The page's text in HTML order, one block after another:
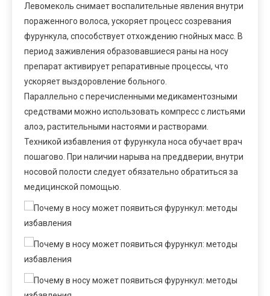
Левомеколь снимает воспалительные явления внутри
пораженного волоса, ускоряет процесс созревания
фурункула, способствует отхождению гнойных масс. В
период заживления образовавшиеся раны на носу
препарат активирует репаративные процессы, что
ускоряет выздоровление больного.
Параллельно с перечисленными медикаментозными
средствами можно использовать компресс с листьями
алоэ, растительными настоями и растворами.
Техникой избавления от фурункула носа обучает врач
пошагово. При наличии нарыва на преддверии, внутри
носовой полости следует обязательно обратиться за
медицинской помощью.